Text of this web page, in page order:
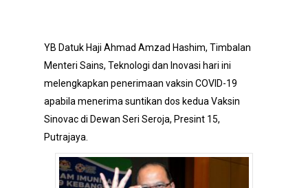
YB Datuk Haji Ahmad Amzad Hashim, Timbalan
Menteri Sains, Teknologi dan Inovasi hari ini
melengkapkan penerimaan vaksin COVID-19
apabila menerima suntikan dos kedua Vaksin
Sinovac di Dewan Seri Seroja, Presint 15,
Putrajaya.